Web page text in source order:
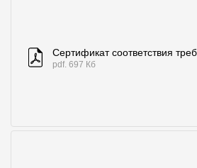
Сертификат соответствия
pdf. 697 Кб